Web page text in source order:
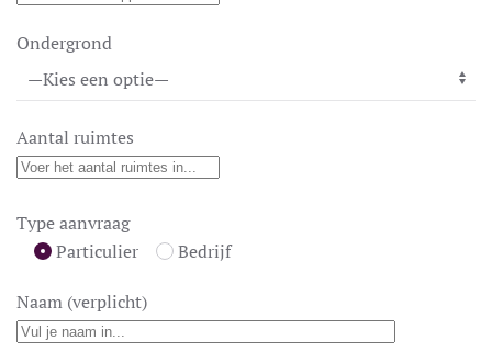
Ondergrond
Aantal ruimtes
Type aanvraag
Particulier
Bedrijf
Naam (verplicht)